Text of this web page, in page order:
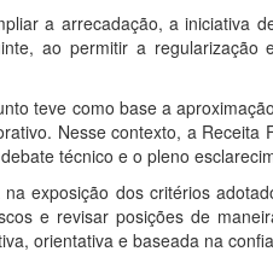
a arrecadação, a iniciativa
ao permitir a
teve como base a
Nesse contexto, a
técnico e o pleno
exposição dos critérios
e revisar posições de
orientativa e baseada na